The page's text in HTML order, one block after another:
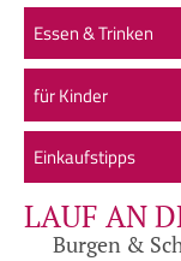
Essen & Trinken
für Kinder
Einkaufstipps
LAUF AN
Burgen &